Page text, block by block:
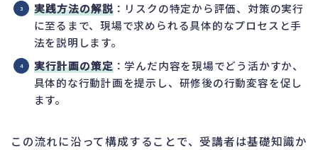
実践方法の解説：リスクの特定から評価、対策の実行
に至るまで、現場で求められる具体的なプロセスと手
法を説明します。
実行計画の策定：学んだ内容を現場でどう活かすか、
具体的な行動計画を提示し、研修後の行動変容を促し
ます。
この流れに沿って構成することで、受講者は基礎知識か